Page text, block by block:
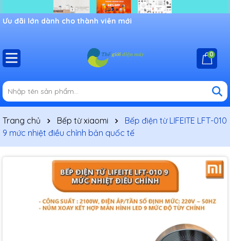
Ưu đãi lớn dành cho thành viên mới
0
Trang chủ Bếp từ xiaomi
Bếp điện từ LIFEITE LFT-010
9 mức nhiệt điều chỉnh bản quốc tế